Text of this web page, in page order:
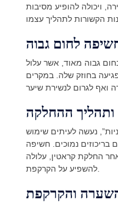
ויכולה להופיע מסיבות
לחום גבוה
גבוה מאוד, אשר עלול
בחוזק שלה. במקרים
ותהליך ההחלקה
נעשה לעיתים שימוש
בריכוזים נמוכים. חשיפה
החלקת קראטין, עלולה
להשפיע על הקרקפת.
והקרקפת